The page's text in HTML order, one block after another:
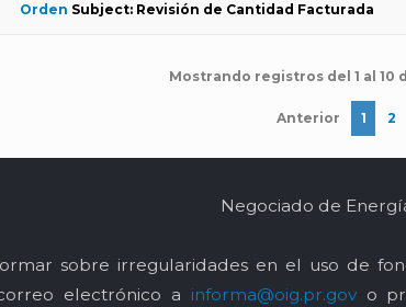
Orden Subject: Revisión de Cantidad Facturada
Mostrando registros del 1 al 10
Anterior 1 2
Negociado de
sobre irregularidades en el uso de
electrónico a informa@oig.pr.govo